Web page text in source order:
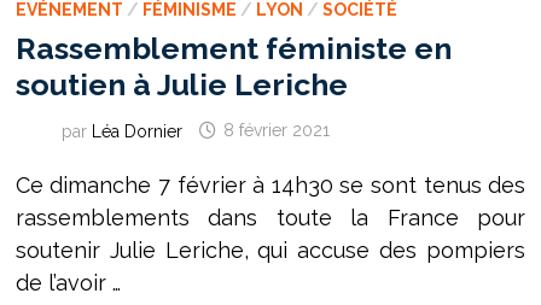
EVÉNEMENT / FÉMINISME / LYON / SOCIÉTÉ
Rassemblement féministe en
soutien à Julie Leriche
par Léa Dornier 8 février 2021
Ce dimanche 7 février à 14h30 se sont tenus des
rassemblements dans toute la France pour
soutenir Julie Leriche, qui accuse des pompiers
de l’avoir …